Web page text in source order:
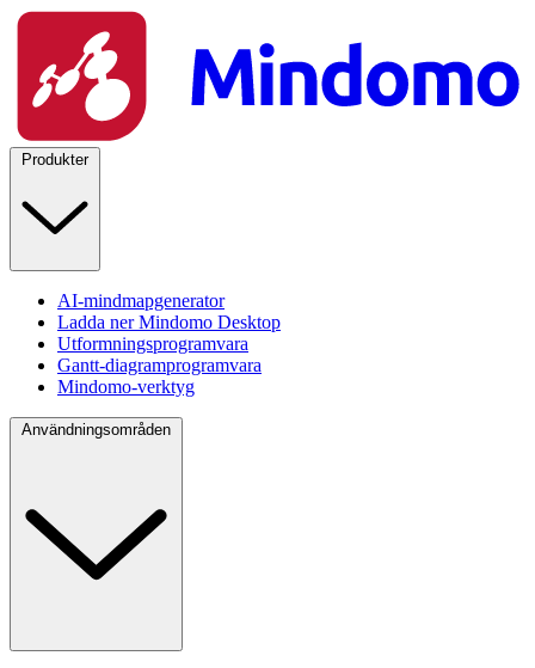
Produkter
AI-mindmapgenerator
Ladda ner Mindomo Desktop
Utformningsprogramvara
Gantt-diagramprogramvara
Mindomo-verktyg
Användningsområden